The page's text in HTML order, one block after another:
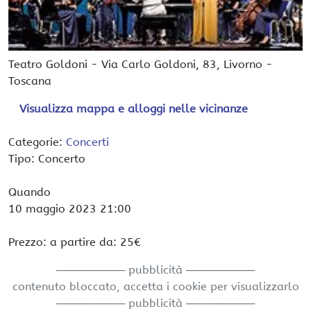
Teatro Goldoni - Via Carlo Goldoni, 83, Livorno -
Toscana
Visualizza mappa e alloggi nelle vicinanze
Categorie: Concerti
Tipo: Concerto
Quando
10 maggio 2023 21:00
Prezzo: a partire da: 25€
───────── pubblicità ─────────
contenuto bloccato, accetta i cookie per visualizzarlo
───────── pubblicità ─────────